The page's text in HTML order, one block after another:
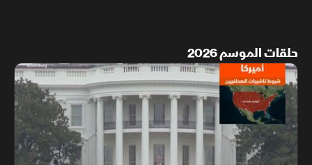
حلقات الموسم 2026